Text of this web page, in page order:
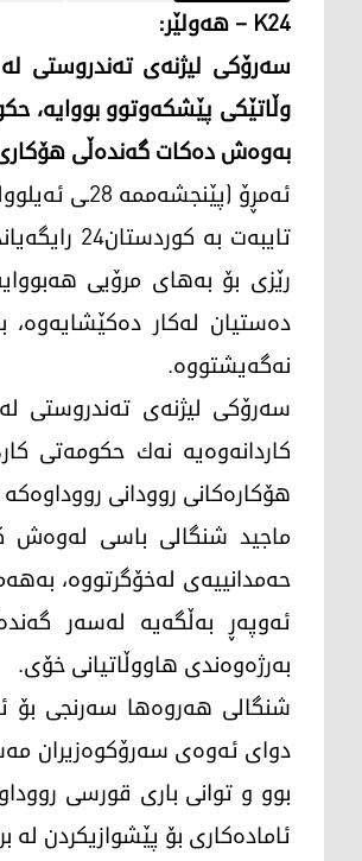
K24 – هەولێر:
سەرۆکی لیژنەی تەندروستی
وڵاتێكی پێشكه‌وتوو بووایه‌،
به‌وه‌ش ده‌كات گه‌نده‌ڵی هۆكاری
تایبه‌ت
رێزی بۆ به‌های مرۆیی
ده‌ستیان له‌كار ده‌كێشایه‌وه‌،
نه‌گه‌یشتووه‌.
سەرۆکی لیژنەی تەندروستی
كاردانه‌وه‌یه‌ نه‌ك حكومه‌تی
هۆكاره‌كانی روودانی
ماجید شنگالی باسی له‌وه‌ش
حه‌مدانییه‌ی له‌خۆگرتووه‌،
ئه‌وپه‌ڕ به‌ڵگه‌یه‌ له‌سه‌ر
به‌رژه‌وه‌ندی هاووڵاتیانی خۆی.
شنگالی هه‌روه‌ها سه‌رنجی بۆ
دوای ئه‌وه‌ی سه‌رۆكوه‌زیران
بوو و توانی باری قورسی
ئاماده‌كاری بۆ پێشوازیكردن له‌